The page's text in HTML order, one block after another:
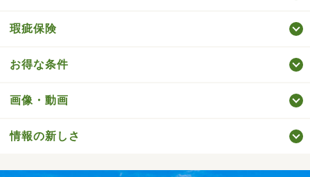
瑕疵保険
お得な条件
画像・動画
情報の新しさ